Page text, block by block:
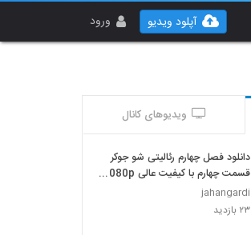
ورود آپلود ویدیو
ویدیوهای کانال
دانلود فصل چهارم رئالیتی شو جوکر
قسمت چهارم با کیفیت عالی 1080p
Full HD BluRay
jahangardi
۲۳ بازدید